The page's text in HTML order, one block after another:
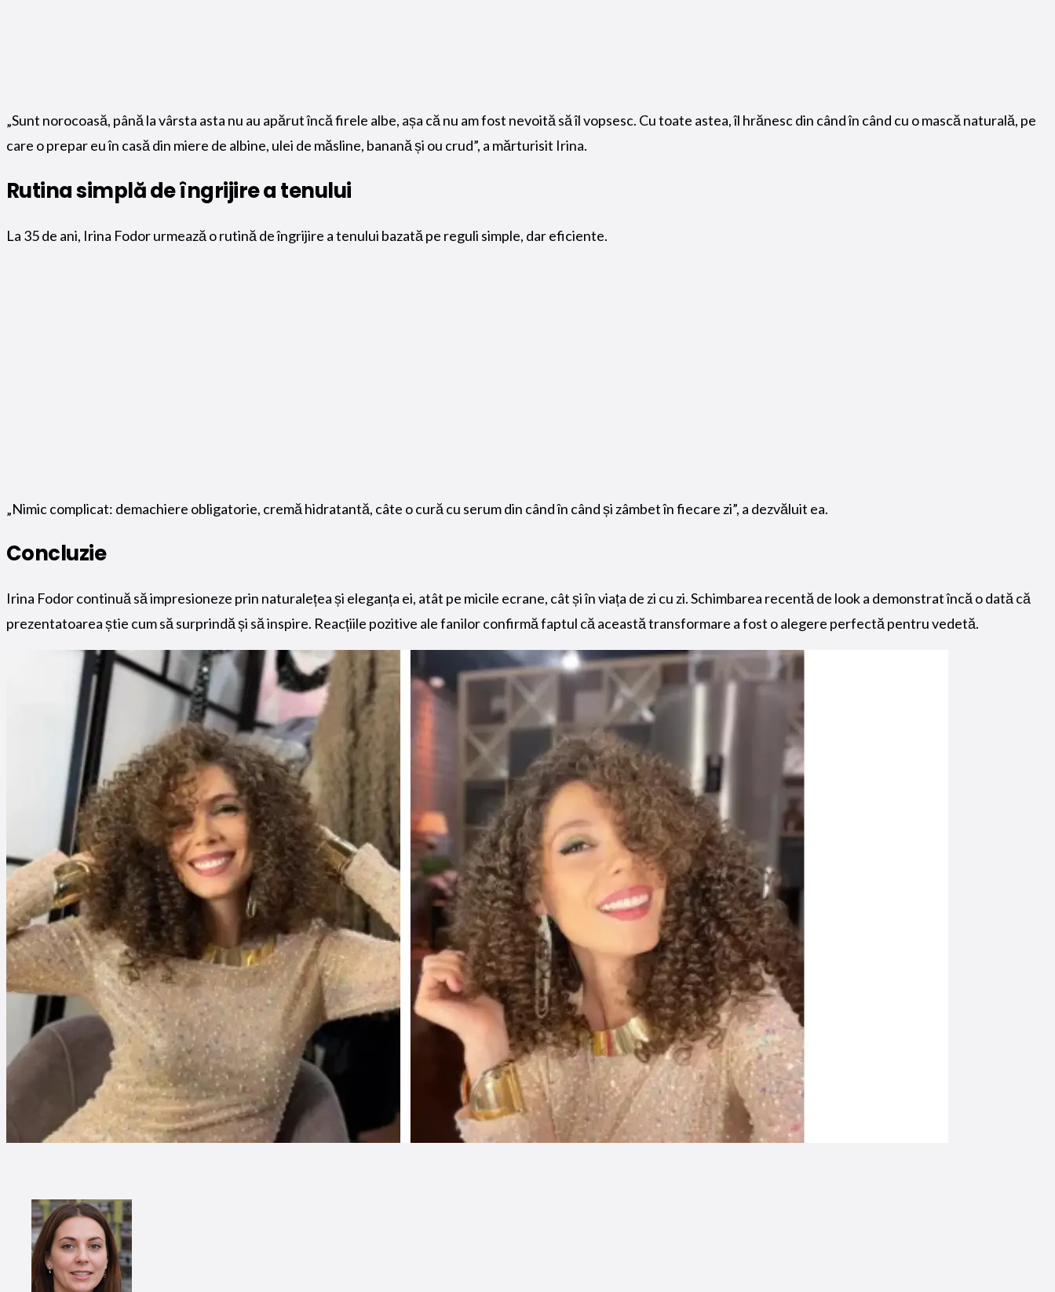
„Sunt norocoasă, până la vârsta asta nu au apărut încă firele albe, așa că nu am fost nevoită să îl vopsesc. Cu toate astea, îl hrănesc din când în când cu o mască naturală, pe
care o prepar eu în casă din miere de albine, ulei de măsline, banană și ou crud”, a mărturisit Irina.
Rutina simplă de îngrijire a tenului
La 35 de ani, Irina Fodor urmează o rutină de îngrijire a tenului bazată pe reguli simple, dar eficiente.
„Nimic complicat: demachiere obligatorie, cremă hidratantă, câte o cură cu serum din când în când și zâmbet în fiecare zi”, a dezvăluit ea.
Concluzie
Irina Fodor continuă să impresioneze prin naturalețea și eleganța ei, atât pe micile ecrane, cât și în viața de zi cu zi. Schimbarea recentă de look a demonstrat încă o dată că
prezentatoarea știe cum să surprindă și să inspire. Reacțiile pozitive ale fanilor confirmă faptul că această transformare a fost o alegere perfectă pentru vedetă.